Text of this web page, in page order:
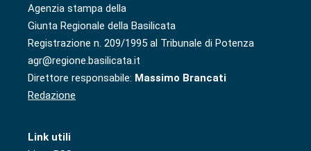
Agenzia stampa della
Giunta Regionale della Basilicata
Registrazione n. 209/1995 al Tribunale di Potenza
agr@regione.basilicata.it
Direttore responsabile: Massimo Brancati
Redazione
Link utili